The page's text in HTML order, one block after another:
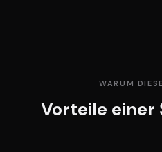
WARUM
Vorteile einer